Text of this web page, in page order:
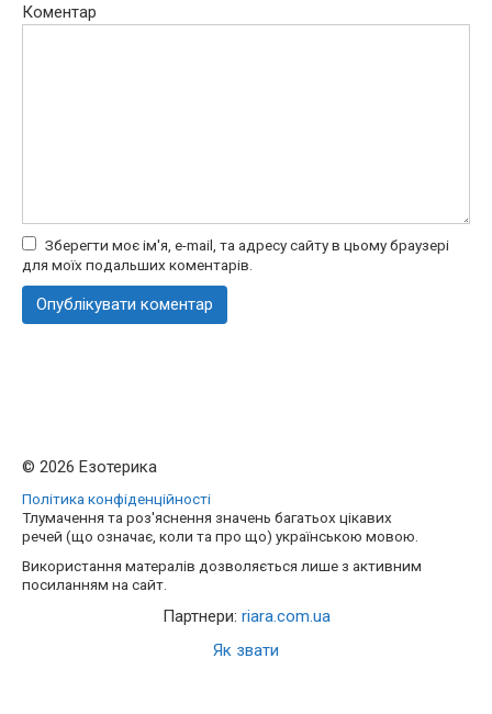
Коментар
Зберегти моє ім'я, e-mail, та адресу сайту в цьому браузері
для моїх подальших коментарів.
© 2026 Езотерика
Політика конфіденційності
Тлумачення та роз'яснення значень багатьох цікавих
речей (що означає, коли та про що) українською мовою.
Використання матералів дозволяється лише з активним
посиланням на сайт.
Партнери: riara.com.ua
Як звати